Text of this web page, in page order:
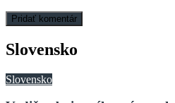
Slovensko
Slovensko